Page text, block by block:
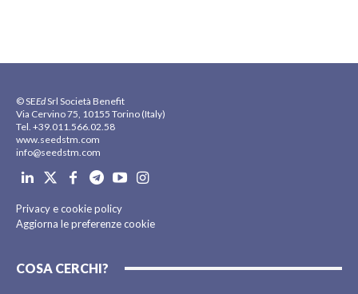
© SEEdSrl Società Benefit
Via Cervino 75, 10155 Torino (Italy)
Tel. +39.011.566.02.58
www.seedstm.com
info@seedstm.com
Privacy e cookie policy
Aggiorna le preferenze cookie
COSA CERCHI?